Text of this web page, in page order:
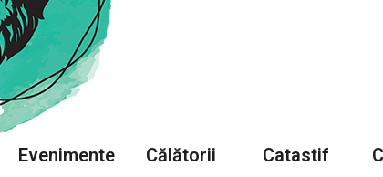
Evenimente Călătorii Catastif